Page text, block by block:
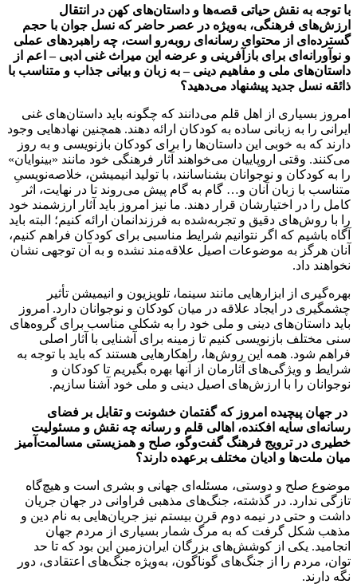
با توجه به نقش حیاتی قصه‌ها و داستان‌های کهن در انتقال
ارزش‌های فرهنگی، به‌ویژه در عصر حاضر که نسل جوان با حجم
گسترده‌ای از محتوای رسانه‌ای روبه‌رو است، چه راهبردهای عملی
و نوآورانه‌ای برای بازآفرینی و عرضه این میراث غنی ادبی – اعم از
داستان‌های ملی و مفاهیم دینی – به زبان و بیانی جذاب و متناسب با
ذائقه نسل جدید پیشنهاد می‌دهید؟
امروز بسیاری از اهل قلم می‌دانند که چگونه باید داستان‌های غنی
ایرانی را به زبانی ساده به کودکان ارائه دهند. همچنین نهادهایی وجود
دارند که به خوبی این داستان‌ها را برای کودکان بازنویسی و به روز
می‌کنند. وقتی اروپاییان می‌خواهند آثار فرهنگی خود مانند «بینوایان»
را به کودکان و نوجوانان بشناسانند، با تولید انیمیشن، خلاصه‌نویسیِ
متناسب با زبان آنان و… گام به گام پیش می‌روند تا در نهایت، اثر
کامل را در اختیارشان قرار دهند. ما نیز امروز باید آثار ارزشمند خود
را با روش‌های دقیق و تجربه‌شده به فرزندانمان ارائه کنیم؛ البته باید
آگاه باشیم که اگر نتوانیم شرایط مناسبی برای کودکان فراهم کنیم،
آنان هرگز به موضوعات اصیل علاقه‌مند نشده و به آن توجهی نشان
نخواهند داد.
بهره‌گیری از ابزارهایی مانند سینما، تلویزیون و انیمیشن تأثیر
چشمگیری در ایجاد علاقه در میان کودکان و نوجوانان دارد. امروز
باید داستان‌های دینی و ملی خود را به شکلی مناسب برای گروه‌های
سنی مختلف بازنویسی کنیم تا زمینه برای آشنایی با آثار اصلی
فراهم شود. همه این روش‌ها، راهکارهایی هستند که باید با توجه به
شرایط و ویژگی‌های آثارمان از آنها بهره بگیریم تا کودکان و
نوجوانان را با ارزش‌های اصیل دینی و ملی خود آشنا سازیم.
در جهان پیچیده امروز که گفتمان خشونت و تقابل بر فضای
رسانه‌ای سایه افکنده، اهالی قلم و رسانه چه نقش و مسئولیت
خطیری در ترویج فرهنگ گفت‌وگو، صلح و همزیستی مسالمت‌آمیز
میان ملت‌ها و ادیان مختلف برعهده دارند؟
موضوع صلح و دوستی، مسئله‌ای جهانی و بشری است و هیچ‌گاه
تازگی ندارد. در گذشته، جنگ‌های مذهبی فراوانی در جهان جریان
داشت و حتی در نیمه دوم قرن بیستم نیز جریان‌هایی به نام دین و
مذهب شکل گرفت که به مرگ شمار بسیاری از مردم جهان
انجامید. یکی از کوشش‌های بزرگان ایران‌زمین این بود که تا حد
توان، مردم را از جنگ‌های گوناگون، به‌ویژه جنگ‌های اعتقادی، دور
نگه دارند.